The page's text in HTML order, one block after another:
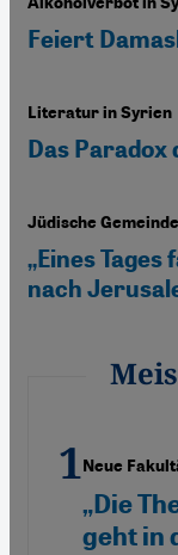
Feiert
Literatur in Syrien
Das
Jüdische
„Eines
nach
Neue
„Die
geht in